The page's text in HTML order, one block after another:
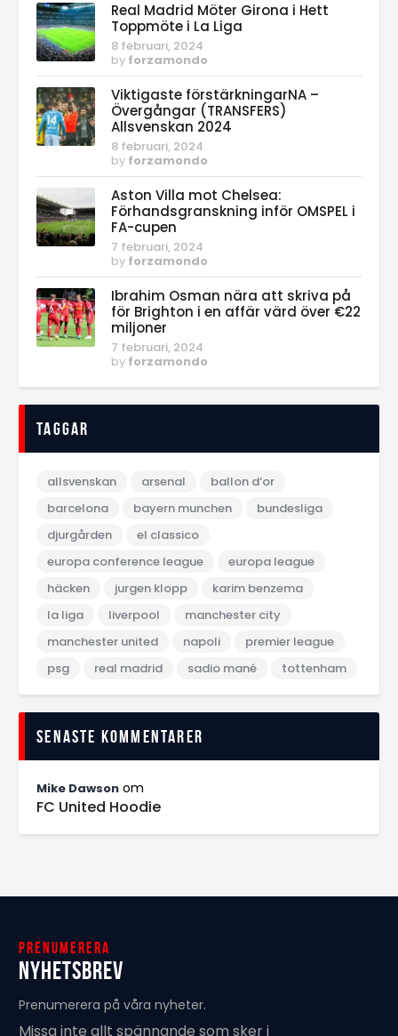
Real Madrid Möter Girona i Hett
Toppmöte i La Liga
8 februari, 2024
by forzamondo
Viktigaste förstärkningarNA –
Övergångar (TRANSFERS)
Allsvenskan 2024
8 februari, 2024
by forzamondo
Aston Villa mot Chelsea:
Förhandsgranskning inför OMSPEL i
FA-cupen
7 februari, 2024
by forzamondo
Ibrahim Osman nära att skriva på
för Brighton i en affär värd över €22
miljoner
7 februari, 2024
by forzamondo
Taggar
allsvenskan arsenal
ballon d‘or
barcelona
bayern munchen
bundesliga
djurgården
el classico
europa conference league
europa league
häcken
jurgen klopp
karim benzema
la liga
liverpool
manchester city
manchester united
napoli
premier league
psg
real madrid sadio mané tottenham
Senaste kommentarer
Mike Dawson om
FC United Hoodie
Prenumerera
Nyhetsbrev
Prenumerera på våra nyheter.
Missa inte allt spännande som sker i